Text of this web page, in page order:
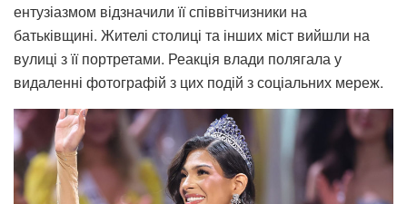
ентузіазмом відзначили її співвітчизники на
батьківщині. Жителі столиці та інших міст вийшли на
вулиці з її портретами. Реакція влади полягала у
видаленні фотографій з цих подій з соціальних мереж.